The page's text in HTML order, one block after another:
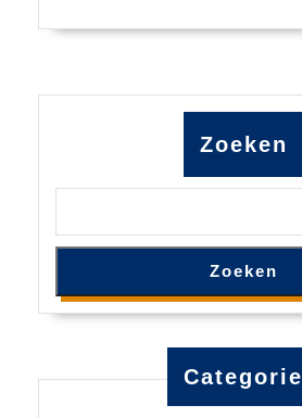
Zoeken
Zoeken
Categorie